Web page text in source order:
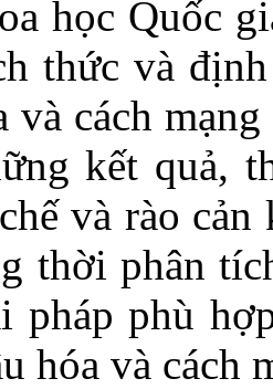
học Quốc
thức và
và cách
kết quả,
và rào
thời phân
pháp phù
hóa và cách